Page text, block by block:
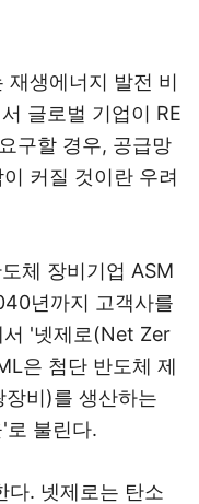
재생에너지 발전 비
글로벌 기업이 RE
구할 경우, 공급망
커질 것이란 우려
체 장비기업 ASM
년까지 고객사를
서 '넷제로(Net Zer
은 첨단 반도체 제
장비)를 생산하는
로 불린다.
다. 넷제로는 탄소